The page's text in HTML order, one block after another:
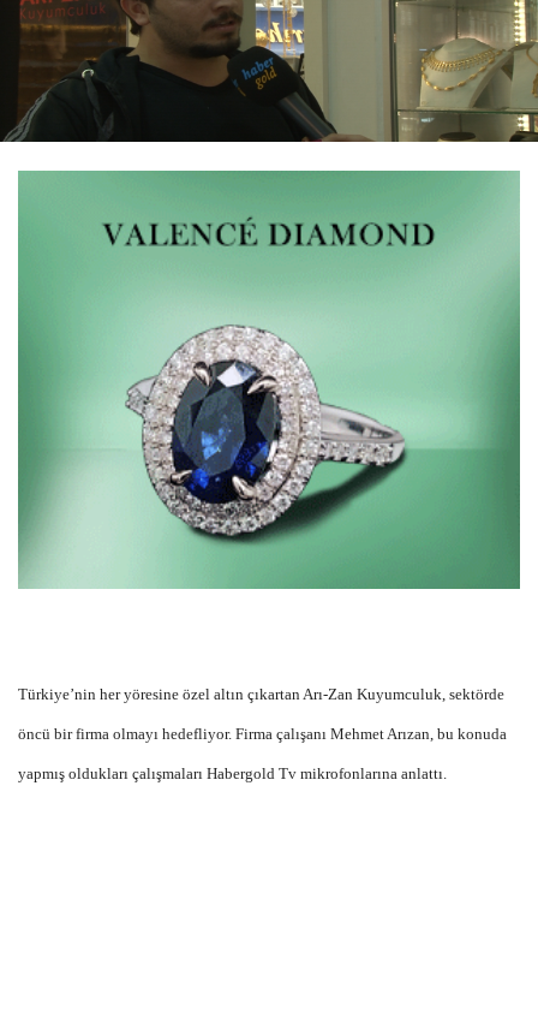
Türkiye’nin her yöresine özel altın çıkartan Arı-Zan Kuyumculuk, sektörde
öncü bir firma olmayı hedefliyor. Firma çalışanı Mehmet Arızan, bu konuda
yapmış oldukları çalışmaları Habergold Tv mikrofonlarına anlattı.